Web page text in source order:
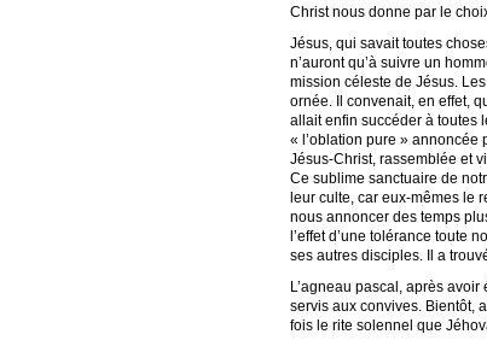
Christ nous donne par le
Jésus, qui savait toutes
n’auront qu’à suivre un
mission céleste de Jésus.
ornée. Il convenait, en effet,
allait enfin succéder à toutes
« l’oblation pure » annoncée
Jésus-Christ, rassemblée et
Ce sublime sanctuaire de
leur culte, car eux-mêmes le
nous annoncer des temps
l’effet d’une tolérance toute
ses autres disciples. Il a
L’agneau pascal, après
servis aux convives. Bientôt,
fois le rite solennel que